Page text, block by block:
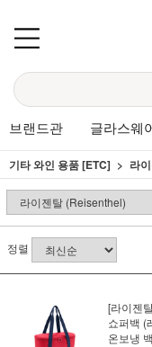
브랜드관 글라스웨
기타 와인 용품 [ETC] 라
정렬
[라이젠
쇼퍼백 (
온보냉 백